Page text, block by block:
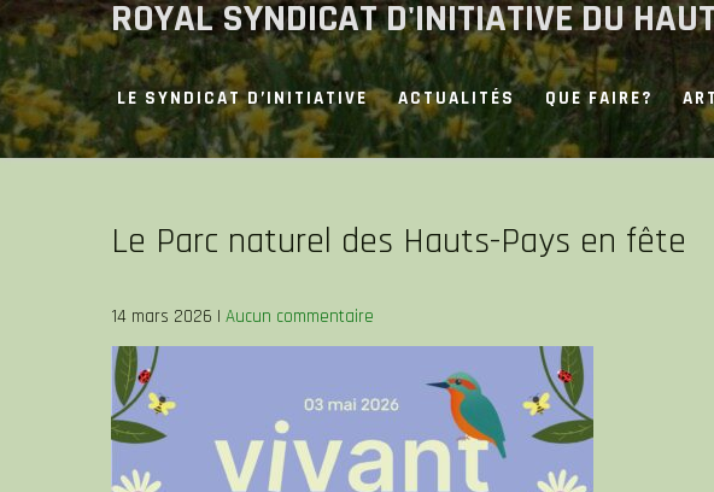
Skip
to
content
ROYAL SYNDICAT D'INITIATIVE DU
LE SYNDICAT D’INITIATIVE ACTUALITÉS QUE FAIRE?
Le Parc naturel des Hauts-Pays en fête
14 mars 2026 | Aucun commentaire